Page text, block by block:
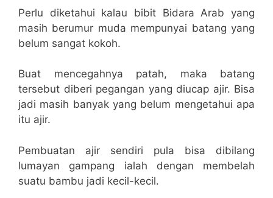
Perlu diketahui kalau bibit Bidara Arab yang
masih berumur muda mempunyai batang yang
belum sangat kokoh.
Buat mencegahnya patah, maka batang
tersebut diberi pegangan yang diucap ajir. Bisa
jadi masih banyak yang belum mengetahui apa
itu ajir.
Pembuatan ajir sendiri pula bisa dibilang
lumayan gampang ialah dengan membelah
suatu bambu jadi kecil-kecil.